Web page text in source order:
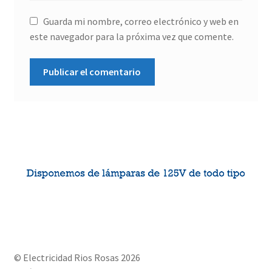
Guarda mi nombre, correo electrónico y web en
este navegador para la próxima vez que comente.
© Electricidad Rios Rosas 2026